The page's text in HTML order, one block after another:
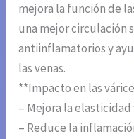
mejora la función de
una mejor circulación
antiinflamatorios y
las venas.
**Impacto en las
– Mejora la elasticidad
– Reduce la